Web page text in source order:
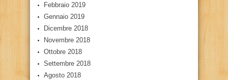
Febbraio 2019
Gennaio 2019
Dicembre 2018
Novembre 2018
Ottobre 2018
Settembre 2018
Agosto 2018